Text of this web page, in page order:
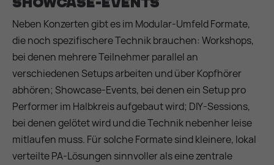
Neben Konzerten gibt es im Modular-Umfeld Formate,
die noch spezifischere Technik brauchen: Workshops,
bei denen mehrere Teilnehmer parallel an
verschiedenen Setups arbeiten und über Kopfhörer
abhören; Showcase-Events, bei denen ein Setup pro
Performer im Halbkreis aufgebaut wird; DIY-Sessions,
bei denen gelötet wird und die Technik nebenher leise
mitlaufen muss. Für solche Formate sind kleinere, lokal
verteilte PA-Lösungen sinnvoller als eine zentrale